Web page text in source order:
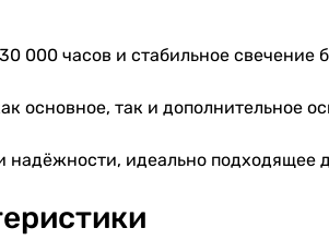
000 часов и стабильное свечение
основное, так и дополнительное
идеально подходящее